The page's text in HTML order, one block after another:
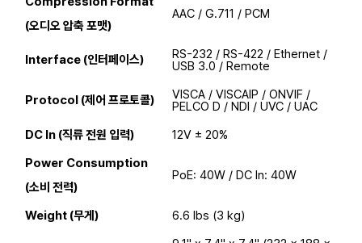
(오디오 압축 포맷)
AAC / G.711 / PCM
Interface (인터페이스)
RS-232 / RS-422 / Ethernet /
USB 3.0 / Remote
Protocol (제어 프로토콜)
VISCA / VISCAIP / ONVIF /
PELCO D / NDI / UVC / UAC
DC In (직류 전원 입력)
12V ± 20%
Power Consumption
(소비 전력)
PoE: 40W / DC In: 40W
Weight (무게) 6.6 lbs (3 kg)